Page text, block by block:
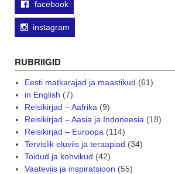
facebook
instagram
RUBRIIGID
Eesti matkarajad ja maastikud (61)
in English (7)
Reisikirjad – Aafrika (9)
Reisikirjad – Aasia ja Indoneesia (18)
Reisikirjad – Euroopa (114)
Tervislik eluviis ja teraapiad (34)
Toidud ja kohvikud (42)
Vaateviis ja inspiratsioon (55)